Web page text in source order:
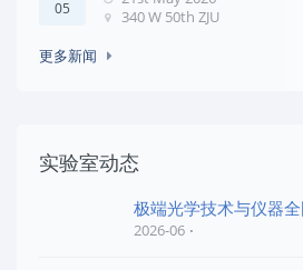
05
340 W 50th ZJU
更多新闻
实验室动态
极端光学技术与仪器
2026-06